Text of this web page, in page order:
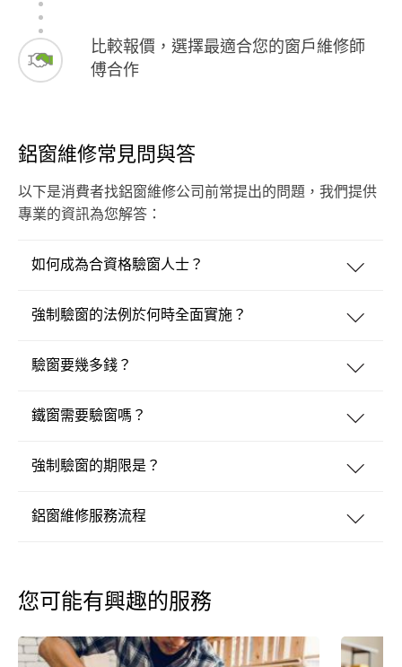
比較報價，選擇最適合您的窗戶維修師
傅合作
鋁窗維修常見問與答
以下是消費者找鋁窗維修公司前常提出的問題，我們提供
專業的資訊為您解答：
如何成為合資格驗窗人士？
強制驗窗的法例於何時全面實施？
驗窗要幾多錢？
鐵窗需要驗窗嗎？
強制驗窗的期限是？
鋁窗維修服務流程
您可能有興趣的服務